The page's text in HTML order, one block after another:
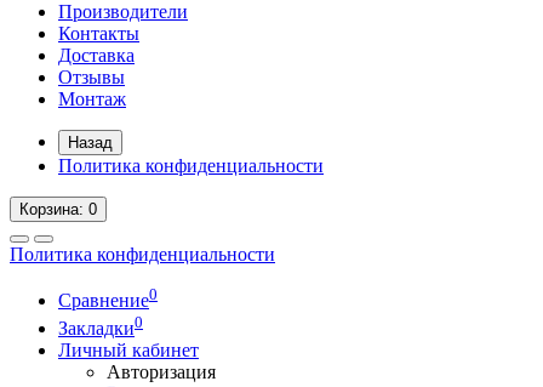
Производители
Контакты
Доставка
Отзывы
Монтаж
Назад
Политика конфиденциальности
Корзина: 0
Политика конфиденциальности
Сравнение0
Закладки0
Личный кабинет
Авторизация